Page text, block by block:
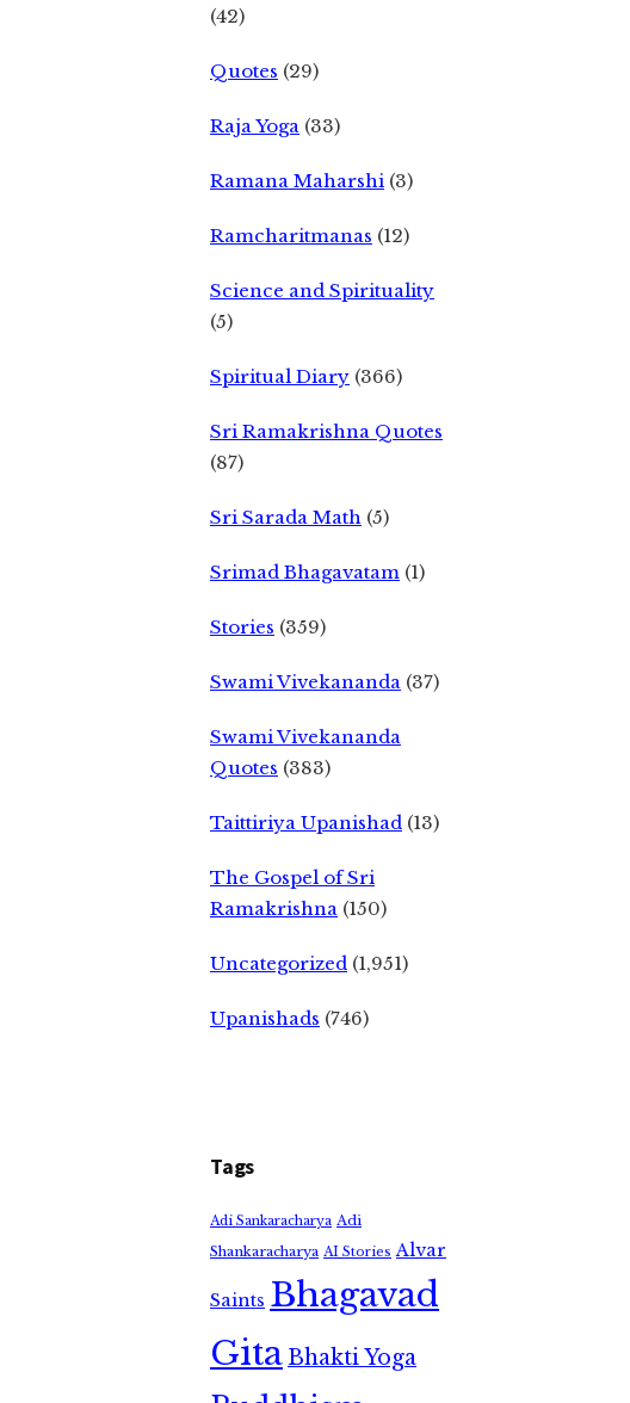
(42)
Quotes (29)
Raja Yoga (33)
Ramana Maharshi (3)
Ramcharitmanas (12)
Science and Spirituality
(5)
Spiritual Diary (366)
Sri Ramakrishna Quotes
(87)
Sri Sarada Math (5)
Srimad Bhagavatam (1)
Stories (359)
Swami Vivekananda (37)
Swami Vivekananda
Quotes (383)
Taittiriya Upanishad (13)
The Gospel of Sri
Ramakrishna (150)
Uncategorized (1,951)
Upanishads (746)
Tags
Adi Sankaracharya Adi
Shankaracharya AI Stories Alvar
Saints Bhagavad
GitaBhakti Yoga